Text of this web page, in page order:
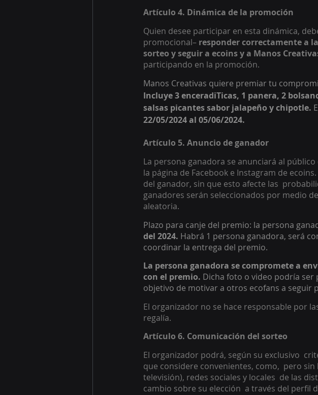
Artículo 4. Dinámica de la promoción
Quien desee participar en esta dinámica,
promocional– responder correctamente a
sorteo y seguir a ecoins y a Manos
participando en la promoción.
Manos Creativas quiere premiar tu
Incluye 3 enceradiTicas, 1 panera, 2
salsas picantes sabor jalapeño y chipotle.
22/05/2024 al 05/06/2024.
Artículo 5. Anuncio de ganador
La persona ganadora se anunciará al público
la página de Facebook e Instagram de
del ganador, sin que esto afecte las
ganadores serán seleccionados por medio
aleatoria.
Plazo para canje del premio: la persona
del 2024. Habrá 1 persona ganadora, será
coordinar la entrega del premio.
La persona ganadora se compromete a
con el premio. Dicha foto o video podría ser
objetivo de motivar a otros ecofans a seguir
El organizador no se hace responsable por
regalía.
Artículo 6. Comunicación del sorteo
El organizador podrá, según su exclusivo
que considere convenientes, como,  pero
televisión), redes sociales y locales  de las
cambio sobre su elección  a través del perfil